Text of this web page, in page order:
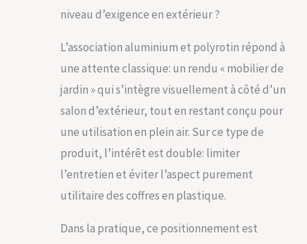
rangement, ce
exterieur embellit
votre jardin, balcon
ou terrasse avec
son design
moderne en résine
tressée. Il intègre
harmonieusement
avec vos meubles
de jardin extérieur,
offrant une solution
esthétique pour le
outils, coussins, ou
niveau d’exigence en extérieur ?
L’association aluminium et polyrotin répond à
une attente classique: un rendu « mobilier de
jardin » qui s’intègre visuellement à côté d’un
salon d’extérieur, tout en restant conçu pour
une utilisation en plein air. Sur ce type de
produit, l’intérêt est double: limiter
l’entretien et éviter l’aspect purement
utilitaire des coffres en plastique.
Dans la pratique, ce positionnement est